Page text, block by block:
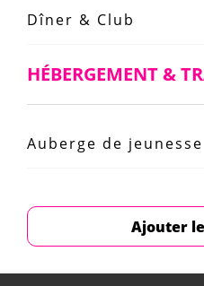
Dîner & Club
HÉBERGEMENT &
Auberge de jeunesse
Ajouter